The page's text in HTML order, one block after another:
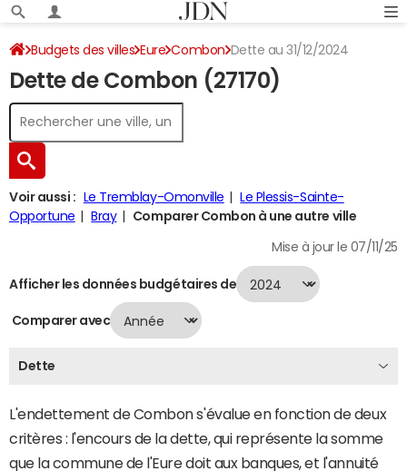
Budgets des villes Eure Combon Dette au 31/12/2024
Dette de Combon (27170)
Voir aussi : Le Tremblay-Omonville
Le Plessis-Sainte-
Opportune
Bray Comparer Combon à une autre ville
Mise à jour le 07/11/25
Afficher les données budgétaires de
Comparer avec
Dette
L'endettement de Combon s'évalue en fonction de deux
critères : l'encours de la dette, qui représente la somme
que la commune de l'Eure doit aux banques, et l'annuité